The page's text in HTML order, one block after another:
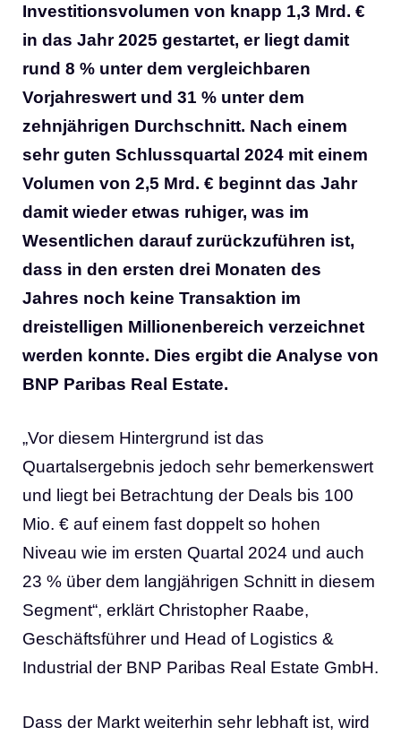
Investitionsvolumen von knapp 1,3 Mrd. €
in das Jahr 2025 gestartet, er liegt damit
rund 8 % unter dem vergleichbaren
Vorjahreswert und 31 % unter dem
zehnjährigen Durchschnitt. Nach einem
sehr guten Schlussquartal 2024 mit einem
Volumen von 2,5 Mrd. € beginnt das Jahr
damit wieder etwas ruhiger, was im
Wesentlichen darauf zurückzuführen ist,
dass in den ersten drei Monaten des
Jahres noch keine Transaktion im
dreistelligen Millionenbereich verzeichnet
werden konnte. Dies ergibt die Analyse von
BNP Paribas Real Estate.
„Vor diesem Hintergrund ist das
Quartalsergebnis jedoch sehr bemerkenswert
und liegt bei Betrachtung der Deals bis 100
Mio. € auf einem fast doppelt so hohen
Niveau wie im ersten Quartal 2024 und auch
23 % über dem langjährigen Schnitt in diesem
Segment“, erklärt Christopher Raabe,
Geschäftsführer und Head of Logistics &
Industrial der BNP Paribas Real Estate GmbH.
Dass der Markt weiterhin sehr lebhaft ist, wird